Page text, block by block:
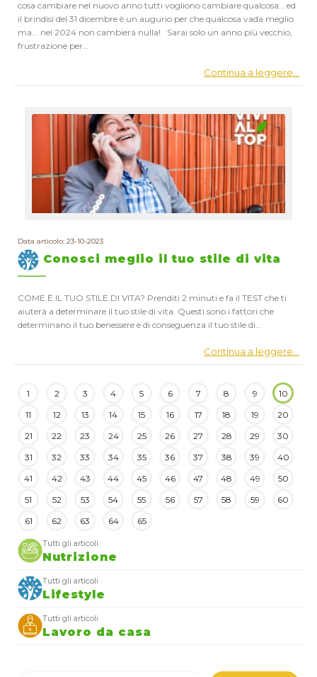
cosa cambiare nel nuovo anno tutti vogliono cambiare qualcosa… ed
il brindisi del 31 dicembre è un augurio per che qualcosa vada meglio
ma... nel 2024 non cambierà nulla! Sarai solo un anno più vecchio,
frustrazione per...
Continua a leggere...
Data articolo: 23-10-2023
Conosci meglio il tuo stile di vita
COME È IL TUO STILE DI VITA? Prenditi 2 minuti e fa il TEST che ti
aiuterà a determinare il tuo stile di vita. Questi sono i fattori che
determinano il tuo benessere e di conseguenza il tuo stile di...
Continua a leggere...
1 2 3 4 5 6 7 8 9
10
11
12 13 14 15 16 17 18 19
20
21
22 23 24 25 26 27 28 29
30
31
32 33 34 35 36 37 38 39
40
41
42 43 44 45 46 47 48 49
50
51
52 53 54 55 56 57 58 59
60
61
62 63 64 65
Tutti gli articoli
Nutrizione
Tutti gli articoli
Lifestyle
Tutti gli articoli
Lavoro da casa